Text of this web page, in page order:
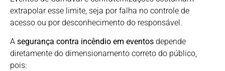
extrapolar esse limite, seja por falha no controle de
acesso ou por desconhecimento do responsável.
A segurança contra incêndio em eventos depende
diretamente do dimensionamento correto do público,
pois: